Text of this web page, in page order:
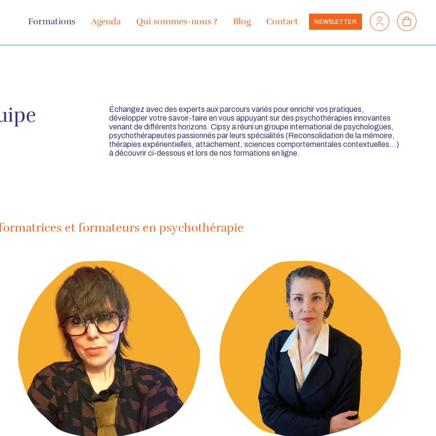
Formations Agenda Qui sommes-nous ? Blog Contact NEWSLETTER
Mon
compte
Mon
panier
Échangez avec des experts aux parcours variés pour enrichir vos pratiques,
développer votre savoir-faire en vous appuyant sur des psychothérapies innovantes
venant de différents horizons. Cipsy a réuni un groupe international de psychologues,
psychothérapeutes passionnés par leurs spécialités (Reconsolidation de la mémoire,
thérapies expérientielles, attachement, sciences comportementales contextuelles…)
à découvrir ci-dessous et lors de nos formations en ligne.
et formateurs en psychothérapie